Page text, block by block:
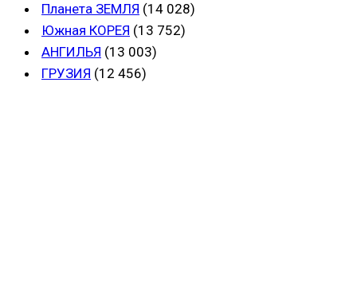
Планета ЗЕМЛЯ (14 028)
Южная КОРЕЯ (13 752)
АНГИЛЬЯ (13 003)
ГРУЗИЯ (12 456)